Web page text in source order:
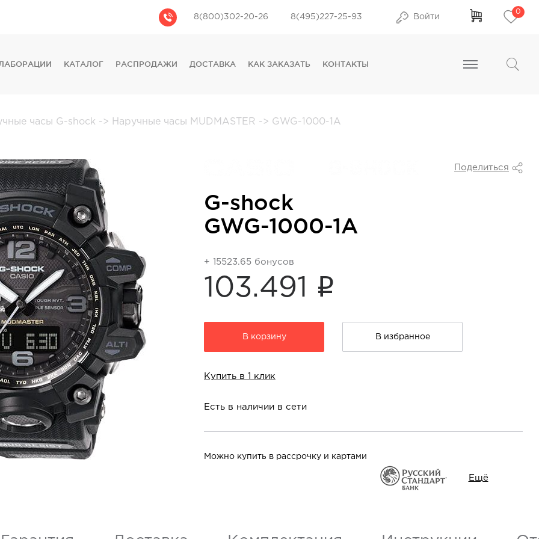
8(800)302-20-26 8(495)227-25-93 Войти
0
КАТАЛОГ
FOSSIL
DKNY
PHILIPP PLEIN
РАСПРОДАЖИ ДОСТАВКА КАК ЗАКАЗАТЬ КОНТАКТЫ
часы G-shock -> Наручные часы MUDMASTER -> GWG-1000-1A
Поделиться
G-shock
GWG-1000-1A
+ 15523.65 бонусов
103.491 i
В корзину В избранное
Купить в 1 клик
Есть в наличии в сети
Можно купить в рассрочку и картами
Ещё